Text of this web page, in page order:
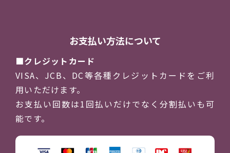
お支払い方法について
クレジットカード
VISA、JCB、DC等各種クレジットカードをご利
用いただけます。
お支払い回数は1回払いだけでなく分割払いも可
能です。